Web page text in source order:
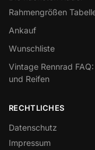
Rahmengrößen
Ankauf
Wunschliste
Vintage Rennrad
und Reifen
RECHTLICHES
Datenschutz
Impressum